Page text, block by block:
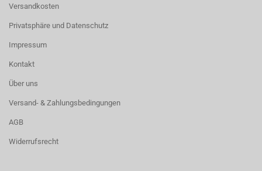
Versandkosten
Privatsphäre und Datenschutz
Impressum
Kontakt
Über uns
Versand- & Zahlungsbedingungen
AGB
Widerrufsrecht